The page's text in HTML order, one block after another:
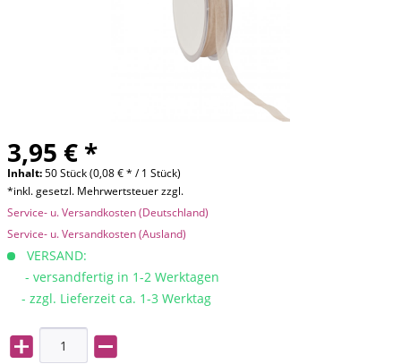
3,95 € *
Inhalt:50 Stück (0,08 € * / 1 Stück)
*inkl. gesetzl. Mehrwertsteuer zzgl.
Service- u. Versandkosten (Deutschland)
Service- u. Versandkosten (Ausland)
VERSAND:
- versandfertig in 1-2 Werktagen
- zzgl. Lieferzeit ca. 1-3 Werktag